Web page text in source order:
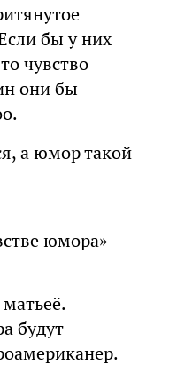
бы у них
чувство
они бы
а юмор такой
юмора»
будут